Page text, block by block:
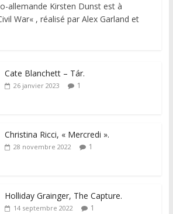
allemande Kirsten Dunst est à
War« , réalisé par Alex Garland et
Cate Blanchett – Tár.
26 janvier 2023 1
Christina Ricci, « Mercredi ».
28 novembre 2022 1
Holliday Grainger, The Capture.
14 septembre 2022 1